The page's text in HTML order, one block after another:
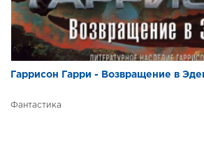
Гаррисон Гарри - Возвращение в
Фантастика